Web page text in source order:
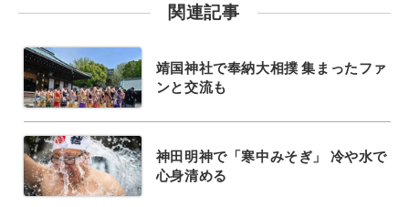
関連記事
靖国神社で奉納大相撲 集まったファ
ンと交流も
神田明神で「寒中みそぎ」 冷や水で
心身清める